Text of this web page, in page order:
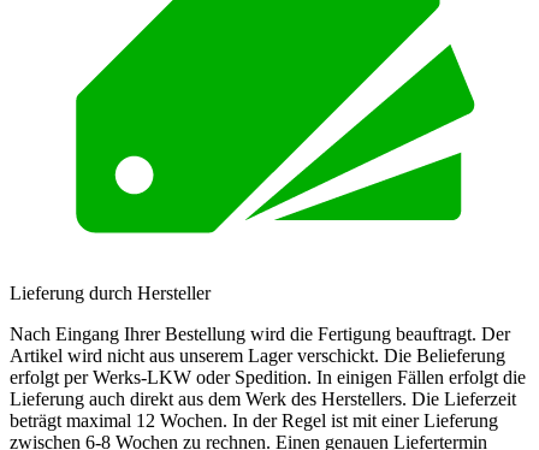
Lieferung durch Hersteller
Nach Eingang Ihrer Bestellung wird die Fertigung beauftragt. Der
Artikel wird nicht aus unserem Lager verschickt. Die Belieferung
erfolgt per Werks-LKW oder Spedition. In einigen Fällen erfolgt die
Lieferung auch direkt aus dem Werk des Herstellers. Die Lieferzeit
beträgt maximal 12 Wochen. In der Regel ist mit einer Lieferung
zwischen 6-8 Wochen zu rechnen. Einen genauen Liefertermin